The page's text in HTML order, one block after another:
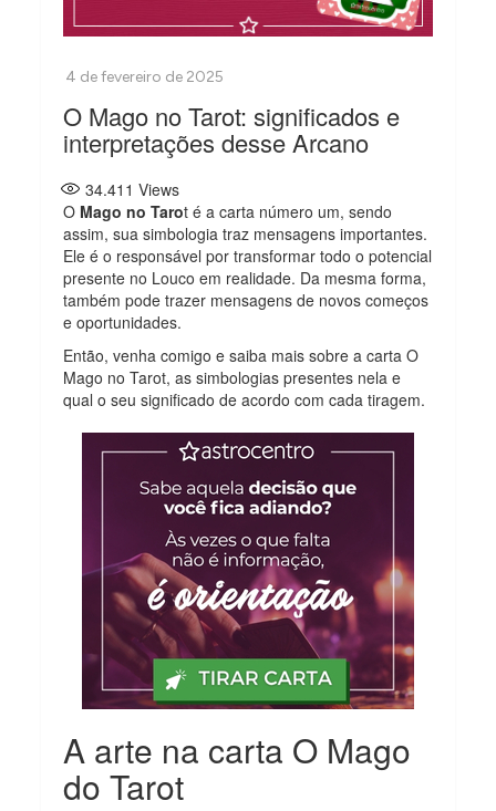
O Mago no Tarot: significados e
interpretações desse Arcano
34.411 Views
O Mago no Tarot é a carta número um, sendo
assim, sua simbologia traz mensagens importantes.
Ele é o responsável por transformar todo o potencial
presente no Louco em realidade. Da mesma forma,
também pode trazer mensagens de novos começos
e oportunidades.
Então, venha comigo e saiba mais sobre a carta O
Mago no Tarot, as simbologias presentes nela e
qual o seu significado de acordo com cada tiragem.
A arte na carta O Mago
do Tarot